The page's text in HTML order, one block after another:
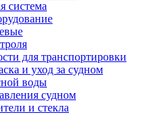
система
для транспортировки
и уход за судном
воды
судном
и стекла